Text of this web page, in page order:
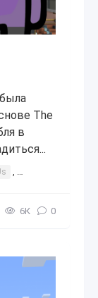
The
в
, Карта Скелда
6К 0